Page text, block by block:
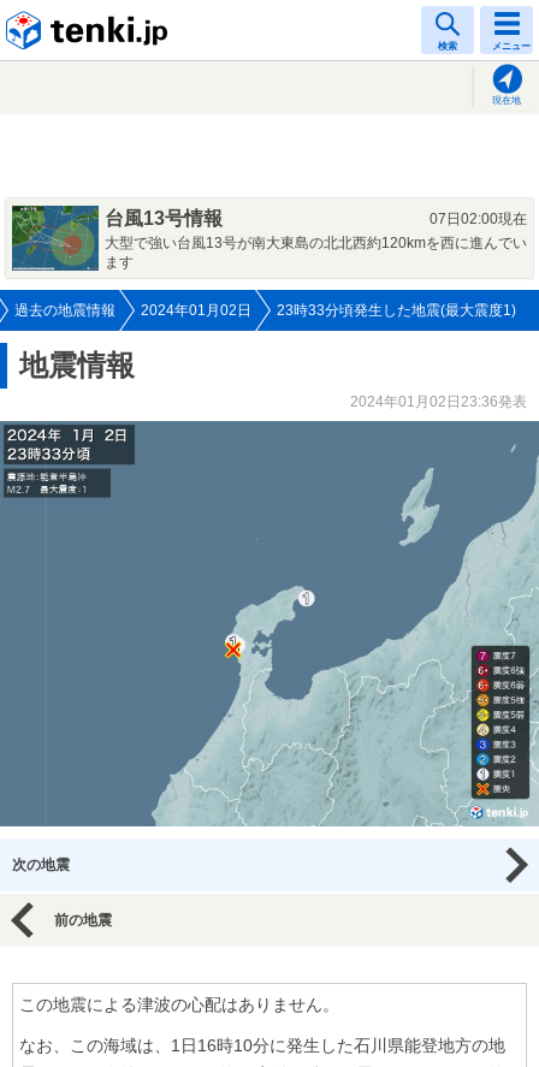
検索 メニュー
現在地
台風13号情報
07日02:00現在
大型で強い台風13号が南大東島の北北西約120kmを西に進んでい
ます
過去の地震情報 2024年01月02日 23時33分頃発生した地震(最大震度1)
地震情報
2024年01月02日23:36発表
次の地震
前の地震
この地震による津波の心配はありません。
なお、この海域は、1日16時10分に発生した石川県能登地方の地